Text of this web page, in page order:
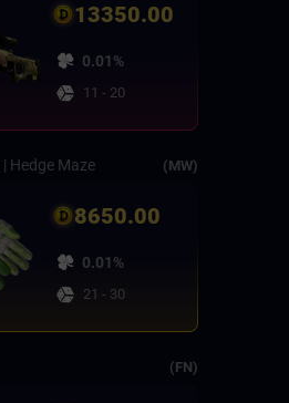
13350.00
0.01%
11 - 20
| Hedge Maze (MW)
8650.00
0.01%
21 - 30
(FN)